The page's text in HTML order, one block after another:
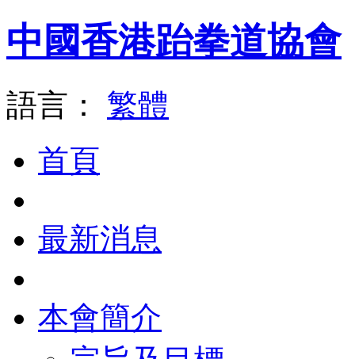
中國香港跆拳道協會
語言： 繁體
首頁
最新消息
本會簡介